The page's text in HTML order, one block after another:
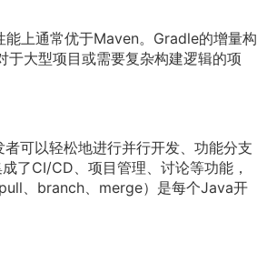
上通常优于Maven。Gradle的增量构
大型项目或需要复杂构建逻辑的项
可以轻松地进行并行开发、功能分支
了CI/CD、项目管理、讨论等功能，
、branch、merge）是每个Java开